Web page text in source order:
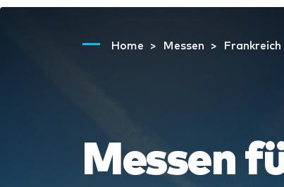
Home Messen Frankreich
Messen